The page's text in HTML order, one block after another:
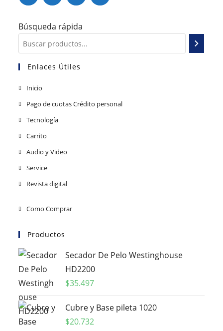
Búsqueda rápida
Enlaces Útiles
Inicio
Pago de cuotas Crédito personal
Tecnología
Carrito
Audio y Video
Service
Revista digital
Como Comprar
Productos
Secador De Pelo Westinghouse
HD2200
$35.497
Cubre y Base pileta 1020
$20.732